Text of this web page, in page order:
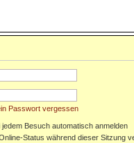
Passwort vergessen
jedem Besuch automatisch anmelden
Status während dieser Sitzung